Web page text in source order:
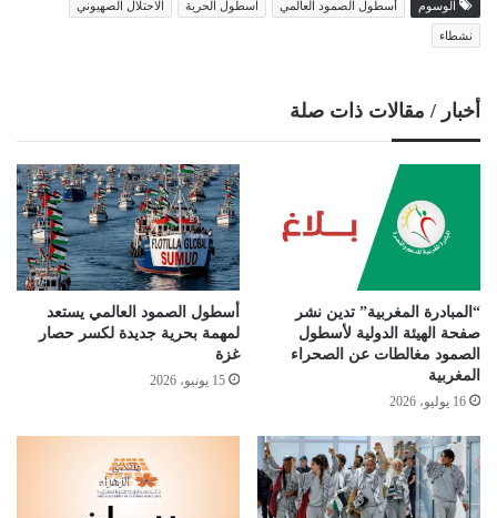
الوسوم أسطول الصمود العالمي اسطول الحرية الاحتلال الصهيوني
نشطاء
أخبار / مقالات ذات صلة
“المبادرة المغربية” تدين نشر
صفحة الهيئة الدولية لأسطول
الصمود مغالطات عن الصحراء
المغربية
16 يوليو، 2026
أسطول الصمود العالمي يستعد
لمهمة بحرية جديدة لكسر حصار
غزة
15 يونيو، 2026